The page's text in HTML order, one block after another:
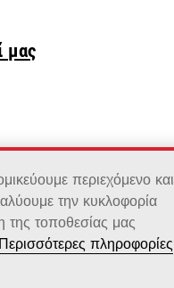
μας
περιεχόμενο και
την κυκλοφορία
της τοποθεσίας μας
Περισσότερες πληροφορίες